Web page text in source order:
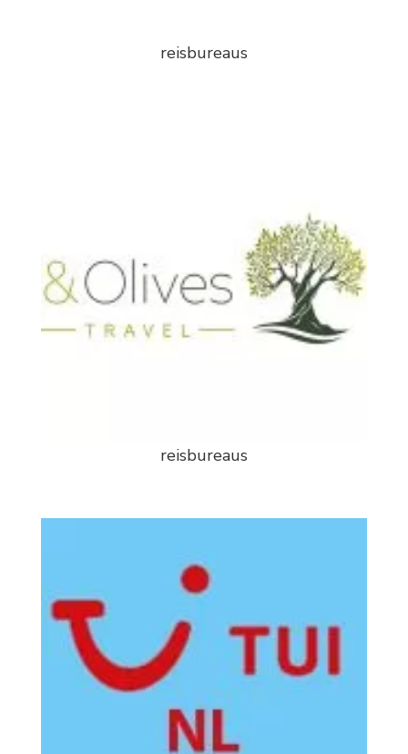
reisbureaus
reisbureaus